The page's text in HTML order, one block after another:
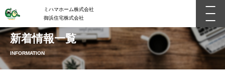
ミハマホーム株式会社
御浜住宅株式会社
新着情報一覧
INFORMATION